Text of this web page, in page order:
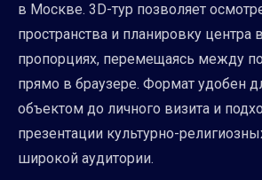
в Москве. 3D-тур позволяет
пространства и планировку центра
пропорциях, перемещаясь между
прямо в браузере. Формат удобен
объектом до личного визита и
презентации культурно-
широкой аудитории.